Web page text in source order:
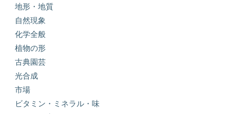
地形・地質
自然現象
化学全般
植物の形
古典園芸
光合成
市場
ビタミン・ミネラル・味